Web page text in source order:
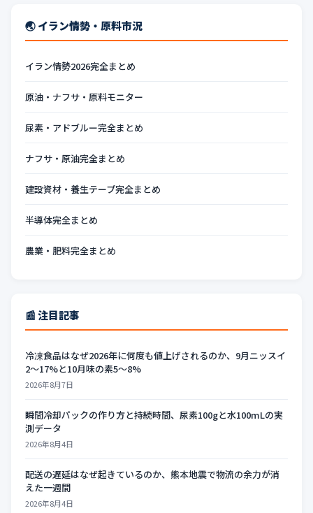
🌏 イラン情勢・原料市況
イラン情勢2026完全まとめ
原油・ナフサ・原料モニター
尿素・アドブルー完全まとめ
ナフサ・原油完全まとめ
建設資材・養生テープ完全まとめ
半導体完全まとめ
農業・肥料完全まとめ
📰 注目記事
冷凍食品はなぜ2026年に何度も値上げされるのか、9月ニッスイ
2〜17%と10月味の素5〜8%
2026年8月7日
瞬間冷却パックの作り方と持続時間、尿素100gと水100mLの実
測データ
2026年8月4日
配送の遅延はなぜ起きているのか、熊本地震で物流の余力が消
えた一週間
2026年8月4日